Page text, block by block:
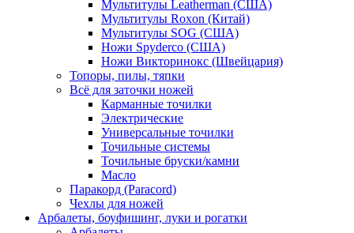
Мультитулы Leatherman (США)
Мультитулы Roxon (Китай)
Мультитулы SOG (США)
Ножи Spyderco (США)
Ножи Викторинокс (Швейцария)
Топоры, пилы, тяпки
Всё для заточки ножей
Карманные точилки
Электрические
Универсальные точилки
Точильные системы
Точильные бруски/камни
Масло
Паракорд (Paracord)
Чехлы для ножей
Арбалеты, боуфишинг, луки и рогатки